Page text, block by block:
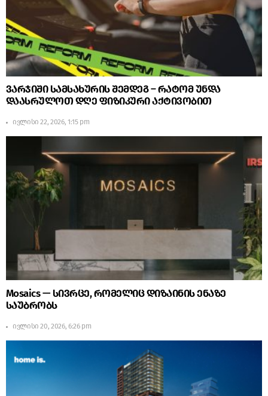
ვარჯიში სამსახურის შემდეგ – რატომ უნდა
დაასრულოთ დღე ფიზიკური აქტივობით
ივლისი 22, 2026, 1:15 pm
Mosaics — სივრცე, რომელიც დიზაინის ენაზე
საუბრობს
ივლისი 20, 2026, 6:26 pm